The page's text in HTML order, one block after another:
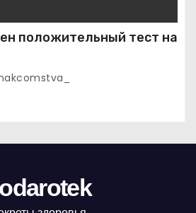
положительный тест на